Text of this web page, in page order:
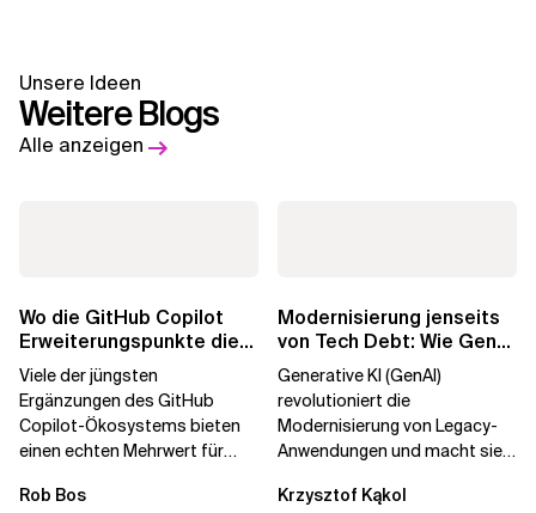
Unsere Ideen
Weitere Blogs
Alle anzeigen
Wo die GitHub Copilot
Erweiterungspunkte die
Governance brechen
Viele der jüngsten
Ergänzungen des GitHub
Copilot-Ökosystems bieten
einen echten Mehrwert für
aber auch die...
Rob Bos
Modernisierung jenseits
von Tech Debt: Wie GenAI
die
Generative KI (GenAI)
revolutioniert die
Modernisierung von Legacy-
Anwendungen und macht sie
Durch die Automatisierung...
Krzysztof Kąkol